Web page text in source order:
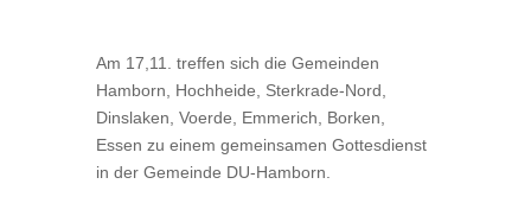
Am 17,11. treffen sich die Gemeinden
Hamborn, Hochheide, Sterkrade-Nord,
Dinslaken, Voerde, Emmerich, Borken,
Essen zu einem gemeinsamen Gottesdienst
in der Gemeinde DU-Hamborn.